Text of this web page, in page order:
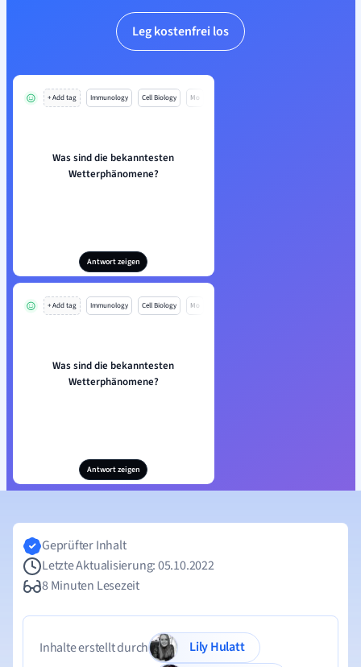
Leg kostenfrei los
+ Add tag Immunology Cell Biology Mo
Was sind die bekanntesten
Wetterphänomene?
Antwort zeigen
+ Add tag Immunology Cell Biology Mo
Was sind die bekanntesten
Wetterphänomene?
Antwort zeigen
Geprüfter Inhalt
Letzte Aktualisierung: 05.10.2022
8 Minuten Lesezeit
Inhalte erstellt durch
Lily Hulatt